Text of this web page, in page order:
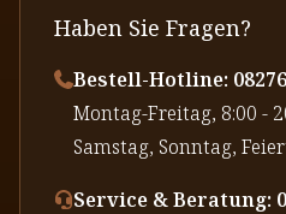
Haben Sie Fragen?
Bestell-Hotline: 08276
⁠Montag-Freitag, 8:00 -
⁠Samstag, Sonntag,
Service & Beratung: